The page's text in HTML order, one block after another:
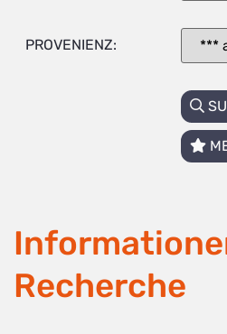
PROVENIENZ:
Recherche